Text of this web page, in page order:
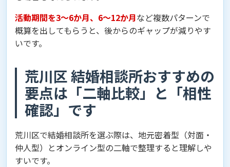
活動期間を3〜6か月、6〜12か月など複数パターンで
概算を出してもらうと、後からのギャップが減りやす
いです。
荒川区 結婚相談所おすすめの
要点は「二軸比較」と「相性
確認」です
荒川区で結婚相談所を選ぶ際は、地元密着型（対面・
仲人型）とオンライン型の二軸で整理すると理解しや
すいです。